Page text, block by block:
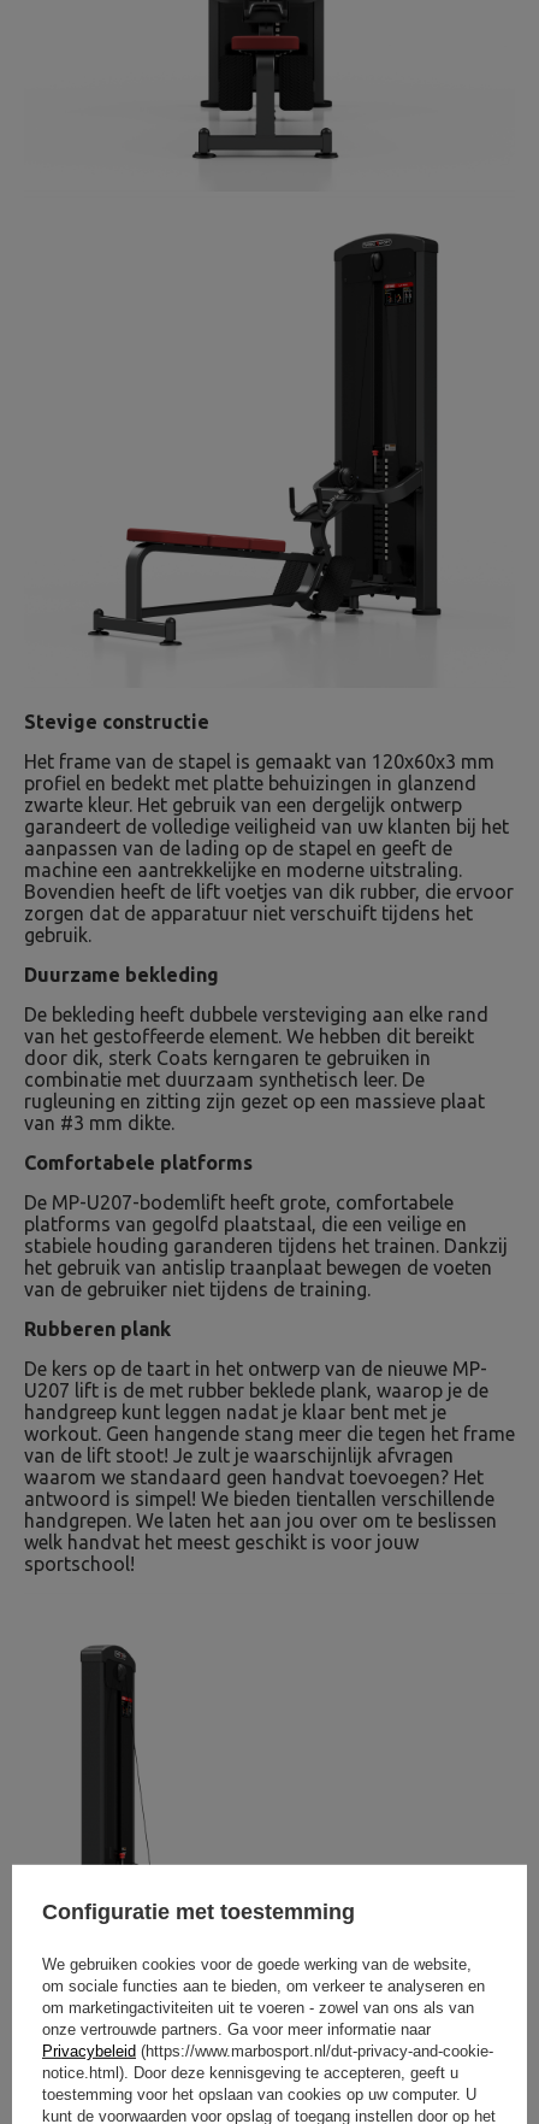
Stevige constructie
Het frame van de stapel is gemaakt van 120x60x3 mm
profiel en bedekt met platte behuizingen in glanzend
zwarte kleur. Het gebruik van een dergelijk ontwerp
garandeert de volledige veiligheid van uw klanten bij het
aanpassen van de lading op de stapel en geeft de
machine een aantrekkelijke en moderne uitstraling.
Bovendien heeft de lift voetjes van dik rubber, die ervoor
zorgen dat de apparatuur niet verschuift tijdens het
gebruik.
Duurzame bekleding
De bekleding heeft dubbele versteviging aan elke rand
van het gestoffeerde element. We hebben dit bereikt
door dik, sterk Coats kerngaren te gebruiken in
combinatie met duurzaam synthetisch leer. De
rugleuning en zitting zijn gezet op een massieve plaat
van #3 mm dikte.
Comfortabele platforms
De MP-U207-bodemlift heeft grote, comfortabele
platforms van gegolfd plaatstaal, die een veilige en
stabiele houding garanderen tijdens het trainen. Dankzij
het gebruik van antislip traanplaat bewegen de voeten
van de gebruiker niet tijdens de training.
Rubberen plank
De kers op de taart in het ontwerp van de nieuwe MP-
U207 lift is de met rubber beklede plank, waarop je de
handgreep kunt leggen nadat je klaar bent met je
workout. Geen hangende stang meer die tegen het frame
van de lift stoot! Je zult je waarschijnlijk afvragen
waarom we standaard geen handvat toevoegen? Het
antwoord is simpel! We bieden tientallen verschillende
handgrepen. We laten het aan jou over om te beslissen
welk handvat het meest geschikt is voor jouw
sportschool!
Configuratie met toestemming
We gebruiken cookies voor de goede werking van de website,
om sociale functies aan te bieden, om verkeer te analyseren en
om marketingactiviteiten uit te voeren - zowel van ons als van
onze vertrouwde partners. Ga voor meer informatie naar
Privacybeleid (https://www.marbosport.nl/dut-privacy-and-cookie-
notice.html). Door deze kennisgeving te accepteren, geeft u
toestemming voor het opslaan van cookies op uw computer. U
kunt de voorwaarden voor opslag of toegang instellen door op het